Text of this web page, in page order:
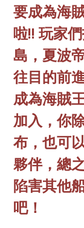
要成為海
啦!! 玩家
島，夏波
往目的前
成為海賊
加入，你
布，也可
夥伴，總
陷害其他
吧！